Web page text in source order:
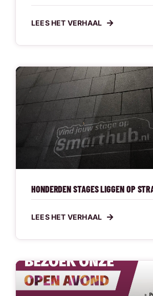
LEES HET VERHAAL
HONDERDEN STAGES LIGGEN OP
LEES HET VERHAAL